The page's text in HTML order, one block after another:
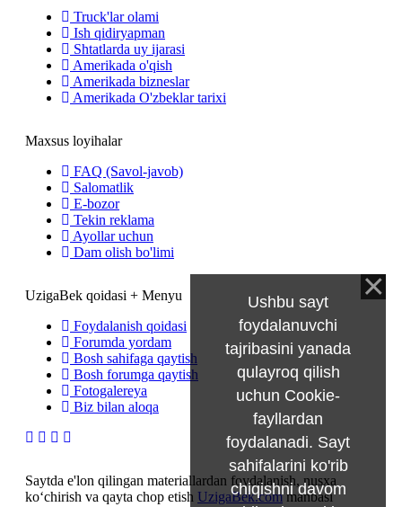
Truck'lar olami
Ish qidiryapman
Shtatlarda uy ijarasi
Amerikada o'qish
Amerikada bizneslar
Amerikada O'zbeklar tarixi
Maxsus loyihalar
FAQ (Savol-javob)
Salomatlik
E-bozor
Tekin reklama
Ayollar uchun
Dam olish bo'limi
UzigaBek qoidasi + Menyu
Foydalanish qoidasi
Forumda yordam
Bosh sahifaga qaytish
Bosh forumga qaytish
Fotogalereya
Biz bilan aloqa
Saytda e'lon qilingan materiallardan foydalanish, nusxa
ko‘chirish va qayta chop etish UzigaBek.commanbasi
Ushbu sayt
foydalanuvchi
tajribasini yanada
qulayroq qilish
uchun Cookie-
fayllardan
foydalanadi. Sayt
sahifalarini ko'rib
chiqishni davom